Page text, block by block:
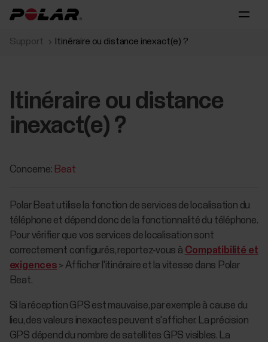
Support Itinéraire ou distance inexact(e) ?
Itinéraire ou distance
inexact(e) ?
Concerne: Beat
Polar Beat utilise la fonction de services de localisation du
téléphone et dépend donc de la fonctionnalité du téléphone.
Pour vérifier que vos services de localisation sont
correctement configurés, reportez-vous à Compatibilité et
exigences > Afficher l'itinéraire et la vitesse dans Polar
Beat.
Si la réception GPS est mauvaise, par exemple à cause du
lieu, des valeurs inexactes peuvent s'afficher. La précision
GPS dépend du nombre de satellites GPS visibles. La